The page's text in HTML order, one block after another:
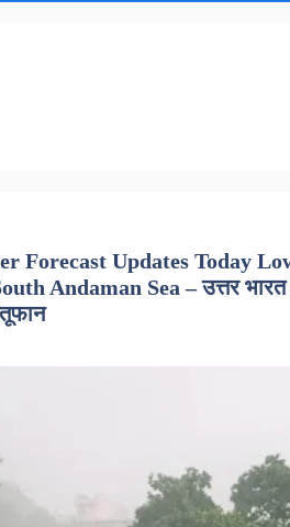
Forecast Updates Today
Andaman Sea – उत्तर